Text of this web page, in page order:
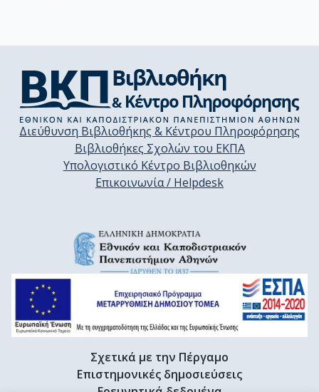
Διεύθυνση Βιβλιοθήκης & Κέντρου Πληροφόρησης
Βιβλιοθήκες Σχολών του ΕΚΠΑ
Υπολογιστικό Κέντρο Βιβλιοθηκών
Επικοινωνία / Helpdesk
Σχετικά με την Πέργαμο
Επιστημονικές δημοσιεύσεις